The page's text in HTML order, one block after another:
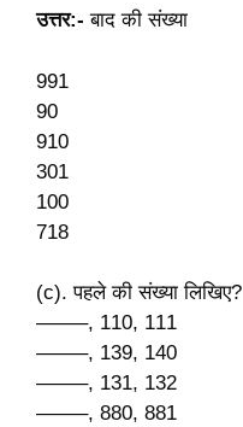
उत्तर:- बाद की संख्या
991
90
910
301
100
718
(c). पहले की संख्या लिखिए?
——–, 110, 111
——–, 139, 140
——–, 131, 132
——–, 880, 881